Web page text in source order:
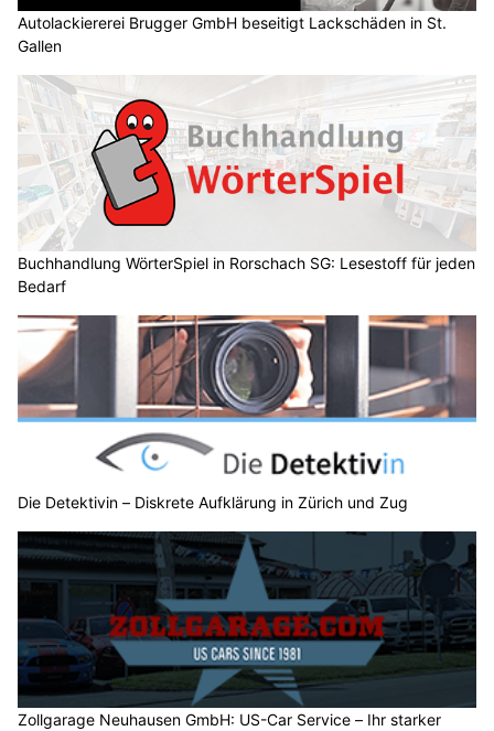
Autolackiererei Brugger GmbH beseitigt Lackschäden in St.
Gallen
Buchhandlung WörterSpiel in Rorschach SG: Lesestoff für jeden
Bedarf
Die Detektivin – Diskrete Aufklärung in Zürich und Zug
Zollgarage Neuhausen GmbH: US-Car Service – Ihr starker